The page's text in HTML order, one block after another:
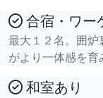
合宿・ワー
最大１２名。囲
がより一体感を育
和室あり